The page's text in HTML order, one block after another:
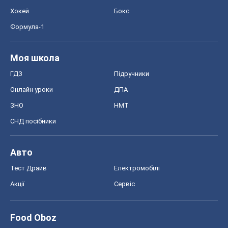
Хокей Бокс
Формула-1
Моя школа
ГДЗ Підручники
Онлайн уроки ДПА
ЗНО НМТ
СНД посібники
Авто
Тест Драйв Електромобілі
Акції Сервіс
Food Oboz